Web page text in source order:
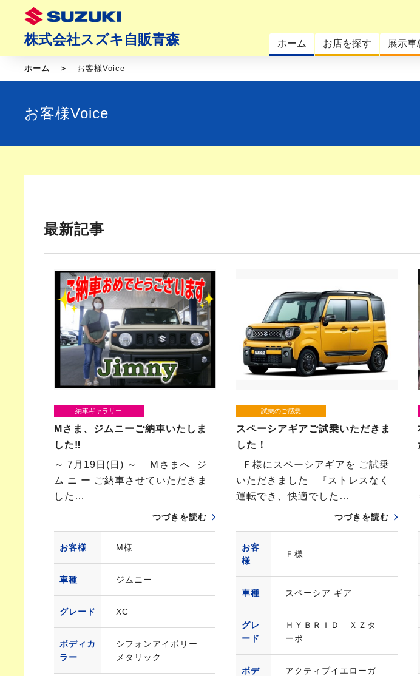
株式会社スズキ自販青森 ホーム お店を探す 展示車
ホーム お客様Voice
お客様Voice
最新記事
納車ギャラリー
Mさま、ジムニーご納車いたしま
した‼
～ 7月19日(日) ～ Ｍさまへ ジ
ム ニ ー ご納車させていただきま
した…
つづきを読む
お客様 M様
車種 ジムニー
グレード XC
ボディカ
ラー
シフォンアイボリー
メタリック
試乗のご感想
スペーシアギアご試乗いただきま
した！
Ｆ様にスペーシアギアを ご試乗
いただきました 『ストレスなく
運転でき、快適でした…
つづきを読む
お客
様
Ｆ様
車種 スペーシア ギア
グレ
ード
ＨＹＢＲＩＤ ＸＺタ
ーボ
ボデ
アクティブイエローガ